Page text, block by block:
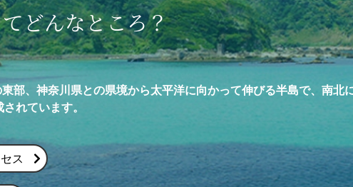
どんなところ？
部、神奈川県との県境から太平洋に向かって伸びる半島で、南
れています。
ス